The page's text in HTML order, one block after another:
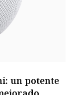
un potente